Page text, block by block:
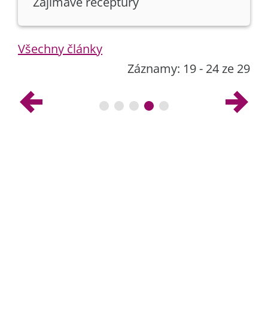
Všechny články
Záznamy: 19 - 24 ze 29